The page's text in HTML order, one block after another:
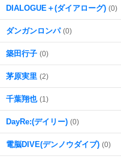
DIALOGUE＋(ダイアローグ) (0)
ダンガンロンパ (0)
築田行子 (0)
茅原実里 (2)
千葉翔也 (1)
DayRe:(デイリー) (0)
電脳DIVE(デンノウダイブ) (0)